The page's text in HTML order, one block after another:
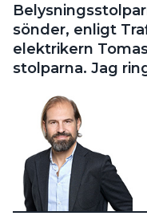
sönder, enligt
elektrikern
stolparna. Jag